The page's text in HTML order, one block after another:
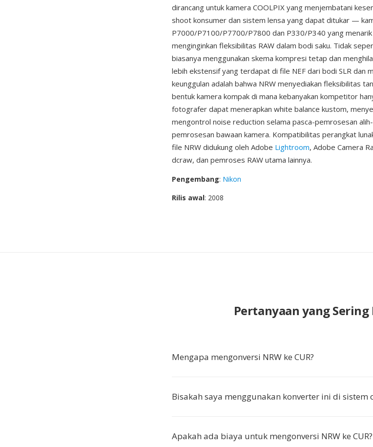
dirancang untuk kamera COOLPIX yang menjembatani
shoot konsumer dan sistem lensa yang dapat ditukar —
P7000/P7100/P7700/P7800 dan P330/P340 yang
menginginkan fleksibilitas RAW dalam bodi saku. Tidak
biasanya menggunakan skema kompresi tetap dan
lebih ekstensif yang terdapat di file NEF dari bodi SLR dan
keunggulan adalah bahwa NRW menyediakan fleksibilitas
bentuk kamera kompak di mana kebanyakan kompetitor
fotografer dapat menerapkan white balance kustom,
mengontrol noise reduction selama pasca-pemrosesan
pemrosesan bawaan kamera. Kompatibilitas perangkat
file NRW didukung oleh Adobe Lightroom, Adobe Camera
dcraw, dan pemroses RAW utama lainnya.
Pengembang: Nikon
Rilis awal: 2008
Pertanyaan yang
Mengapa mengonversi NRW ke CUR?
Bisakah saya menggunakan konverter ini di sistem
Apakah ada biaya untuk mengonversi NRW ke CUR?